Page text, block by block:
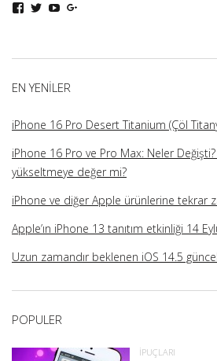
iphoneturka
profilini
iphoneturka
profilini
iphoneturka
profiliniprofilini
EN YENILER
iPhone 16 Pro Desert Titanium (Çöl
iPhone 16 Pro ve Pro Max: Neler
yükseltmeye değer mi?
iPhone ve diğer Apple ürünlerine tekrar
Apple’ın iPhone 13 tanıtım etkinliği 14
Uzun zamandır beklenen iOS 14.5
POPULER
İPUÇLARI